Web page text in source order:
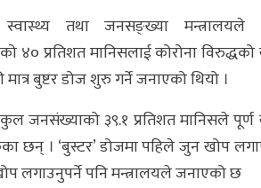
तथा जनसङ्ख्या
४० प्रतिशत मानिसलाई कोरोना
बुष्टर डोज शुरु गर्ने जनाएको थियो ।
जनसंख्याको ३९.१ प्रतिशत मानिसले
छन् । ‘बुस्टर’ डोजमा पहिले जुन खोप
लगाउनुपर्ने पनि मन्त्रालयले जनाएको छ